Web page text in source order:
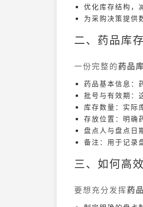
优化库存结构，
为采购决策提供
二、药品库
一份完整的药品
药品基本信息：
批号与有效期：
库存数量：实际
存放位置：明确
盘点人与盘点日
备注：用于记录
三、如何高
要想充分发挥药